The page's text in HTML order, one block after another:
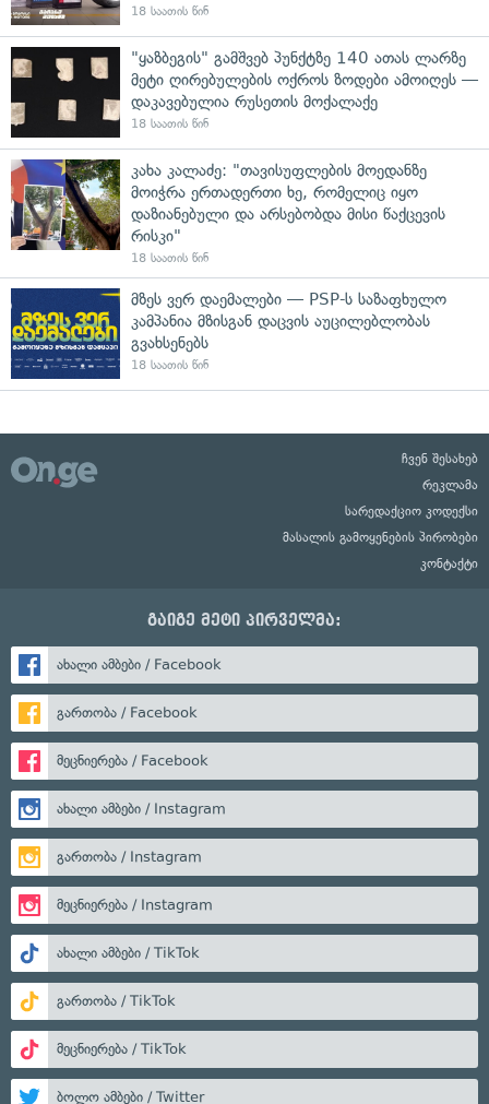
18 საათის წინ
"ყაზბეგის" გამშვებ პუნქტზე 140 ათას ლარზე
მეტი ღირებულების ოქროს ზოდები ამოიღეს —
დაკავებულია რუსეთის მოქალაქე
18 საათის წინ
კახა კალაძე: "თავისუფლების მოედანზე
მოიჭრა ერთადერთი ხე, რომელიც იყო
დაზიანებული და არსებობდა მისი წაქცევის
რისკი"
18 საათის წინ
მზეს ვერ დაემალები — PSP-ს საზაფხულო
კამპანია მზისგან დაცვის აუცილებლობას
გვახსენებს
18 საათის წინ
ჩვენ შესახებ
რეკლამა
სარედაქციო კოდექსი
მასალის გამოყენების პირობები
კონტაქტი
გაიგე მეტი პირველმა:
ახალი ამბები / Facebook
გართობა / Facebook
მეცნიერება / Facebook
ახალი ამბები / Instagram
გართობა / Instagram
მეცნიერება / Instagram
ახალი ამბები / TikTok
გართობა / TikTok
მეცნიერება / TikTok
ბოლო ამბები / Twitter